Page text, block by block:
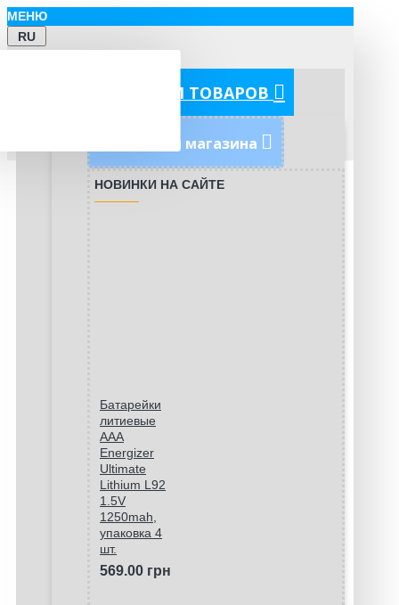
МЕНЮ
RU
КАТЕГОРИИ ТОВАРОВ
Новинки магазина
НОВИНКИ НА САЙТЕ
Батарейки
литиевые
ААA
Energizer
Ultimate
Lithium L92
1.5V
1250mah,
упаковка 4
шт.
569.00 грн